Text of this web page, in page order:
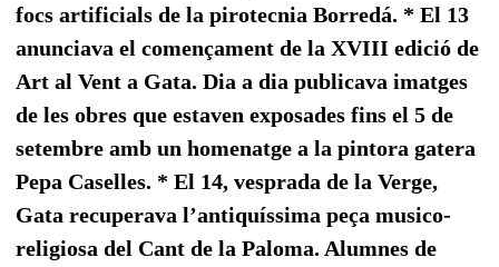
focs artificials de la pirotecnia Borredá. * El 13
anunciava el començament de la XVIII edició de
Art al Vent a Gata. Dia a dia publicava imatges
de les obres que estaven exposades fins el 5 de
setembre amb un homenatge a la pintora gatera
Pepa Caselles. * El 14, vesprada de la Verge,
Gata recuperava l’antiquíssima peça musico-
religiosa del Cant de la Paloma. Alumnes de